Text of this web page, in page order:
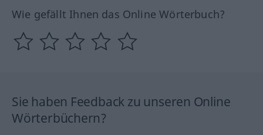
Wie gefällt Ihnen das Online Wörterbuch?
Sie haben Feedback zu unseren Online
Wörterbüchern?